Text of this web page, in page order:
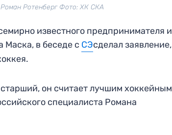
Роман Ротенберг Фото: ХК СКА
известного предпринимателя и
Маска, в беседе с СЭсделал заявление,
он считает лучшим хоккейным
специалиста Романа